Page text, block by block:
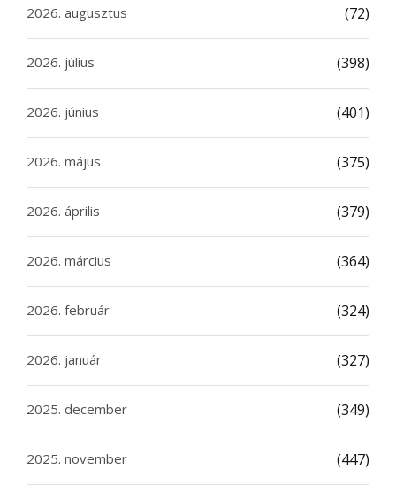
2026. augusztus (72)
2026. július (398)
2026. június (401)
2026. május (375)
2026. április (379)
2026. március (364)
2026. február (324)
2026. január (327)
2025. december (349)
2025. november (447)